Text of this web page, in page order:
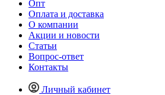
Опт
Оплата и доставка
О компании
Акции и новости
Статьи
Вопрос-ответ
Контакты
Личный кабинет